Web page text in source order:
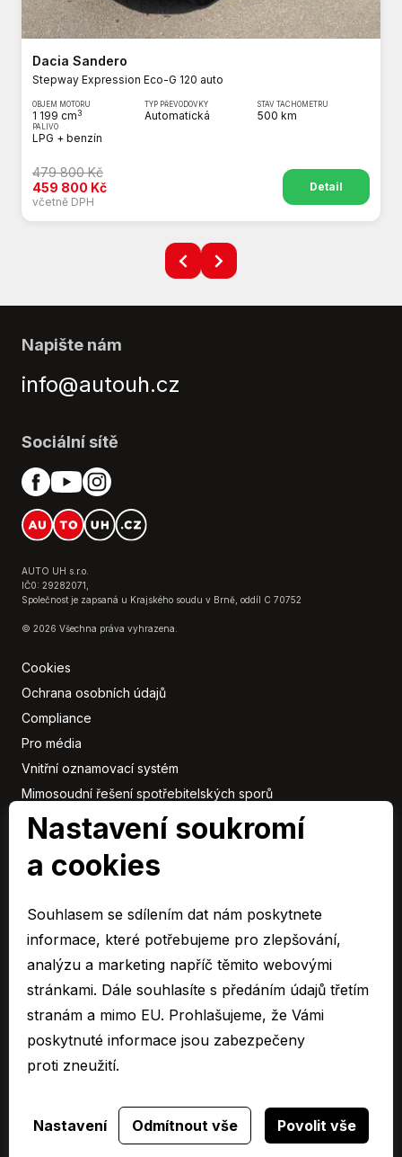
Zobrazit filtr
Dacia Sandero
Stepway Expression Eco-G 120 auto
OBJEM MOTORU
1 199 cm3
TYP PŘEVODOVKY
Automatická
STAV TACHOMETRU
500 km
PALIVO
LPG + benzín
479 800 Kč
459 800 Kč
včetně DPH
Detail
AUTO UH s.r.o.
IČ0: 29282071,
Společnost je zapsaná u Krajského soudu v Brně, oddíl C 70752
© 2026 Všechna práva vyhrazena.
Cookies
Ochrana osobních údajů
Compliance
Pro média
Vnitřní oznamovací systém
Mimosoudní řešení spotřebitelských sporů
Sbírka listin
Napište nám
info@autouh.cz
Sociální sítě
Členové
ARAVER CZ člen skupiny AUTO UH s.r.o.
EURO CAR Zlín člen skupiny AUTO UH s.r.o.
C&K člen skupiny AUTO UH a.s.
AUTO JIHLAVA člen skupiny AUTO UH s.r.o.
Autospol člen skupiny AUTO UH s.r.o.
Autospol Chery
Více …
Nastavení soukromí
a cookies
Souhlasem se sdílením dat nám poskytnete
informace, které potřebujeme pro zlepšování,
analýzu a marketing napříč těmito webovými
stránkami. Dále souhlasíte s předáním údajů třetím
stranám a mimo EU. Prohlašujeme, že Vámi
poskytnuté informace jsou zabezpečeny
proti zneužití.
Nastavení Odmítnout vše Povolit vše